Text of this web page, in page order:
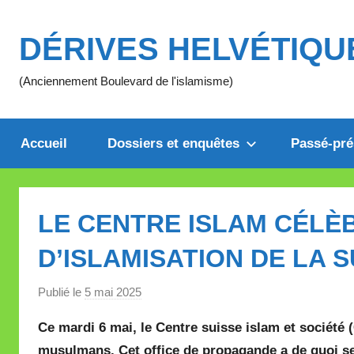
contenu
DÉRIVES
(Anciennement Boulevard de l'islamisme)
Accueil Dossiers et enquêtes Passé-
LE CENTRE ISLAM
D’ISLAMISATION DE LA
Publié le 5 mai 2025
r
Ce mardi 6 mai, le Centre suisse islam et société
musulmans. Cet office de propagande a de quoi